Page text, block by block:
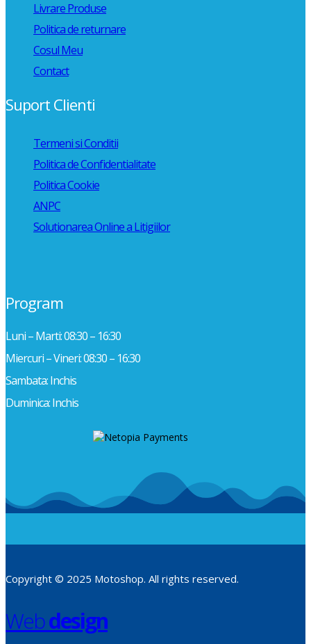
Livrare Produse
Politica de returnare
Cosul Meu
Contact
Suport Clienti
Termeni si Conditii
Politica de Confidentialitate
Politica Cookie
ANPC
Solutionarea Online a Litigiilor
Program
Luni – Marti: 08:30 – 16:30
Miercuri – Vineri: 08:30 – 16:30
Sambata: Inchis
Duminica: Inchis
Copyright © 2025 Motoshop. All rights reserved.
Webdesign